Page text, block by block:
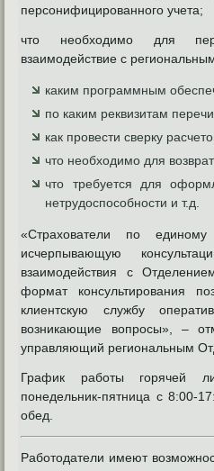
персонифицированного учета;
что необходимо для
взаимодействие с
каким программным
по каким реквизитам
как провести сверку
что необходимо для
что требуется для
нетрудоспособности и т.д.
«Страхователи по
исчерпывающую
взаимодействия с
формат консультирования
клиентскую службу
возникающие вопросы», –
управляющий региональным
График работы горячей
понедельник-пятница с 8:00-
обед.
Работодатели имеют